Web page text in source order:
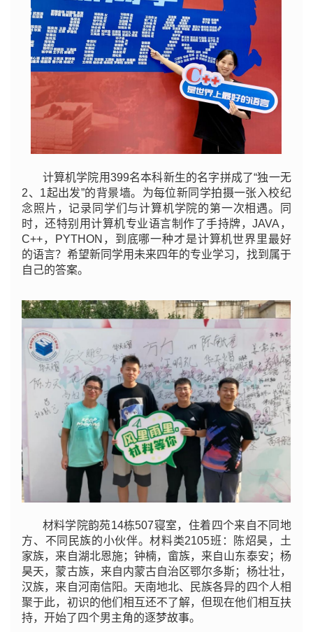
计算机学院用399名本科新生的名字拼成了“独一无
2、1起出发”的背景墙。为每位新同学拍摄一张入校纪
念照片，记录同学们与计算机学院的第一次相遇。同
时，还特别用计算机专业语言制作了手持牌，JAVA，
C++，PYTHON，到底哪一种才是计算机世界里最好
的语言？希望新同学用未来四年的专业学习，找到属于
自己的答案。
材料学院韵苑14栋507寝室，住着四个来自不同地
方、不同民族的小伙伴。材料类2105班：陈炤昊，土
家族，来自湖北恩施；钟楠，畲族，来自山东泰安；杨
昊天，蒙古族，来自内蒙古自治区鄂尔多斯；杨壮壮，
汉族，来自河南信阳。天南地北、民族各异的四个人相
聚于此，初识的他们相互还不了解，但现在他们相互扶
持，开始了四个男主角的逐梦故事。